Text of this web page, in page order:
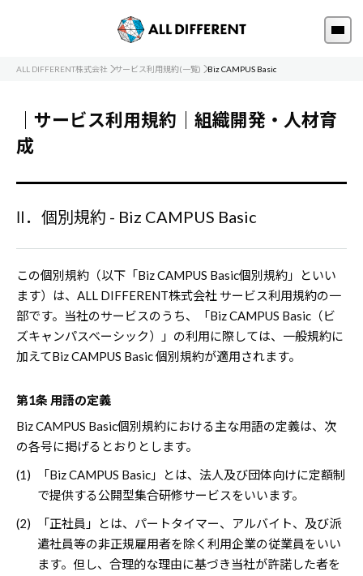
ALL DIFFERENT株式会社 サービス利用規約(一覧) Biz CAMPUS Basic
｜サービス利用規約｜組織開発・人材育
成
Ⅱ．個別規約 - Biz CAMPUS Basic
この個別規約（以下「Biz CAMPUS Basic個別規約」といい
ます）は、ALL DIFFERENT株式会社 サービス利用規約の一
部です。当社のサービスのうち、「Biz CAMPUS Basic（ビ
ズキャンパスベーシック）」の利用に際しては、一般規約に
加えてBiz CAMPUS Basic 個別規約が適用されます。
第1条 用語の定義
Biz CAMPUS Basic個別規約における主な用語の定義は、次
の各号に掲げるとおりとします。
(1)
「Biz CAMPUS Basic」とは、法人及び団体向けに定額制
で提供する公開型集合研修サービスをいいます。
(2)
「正社員」とは、パートタイマー、アルバイト、及び派
遣社員等の非正規雇用者を除く利用企業の従業員をいい
ます。但し、合理的な理由に基づき当社が許諾した者を